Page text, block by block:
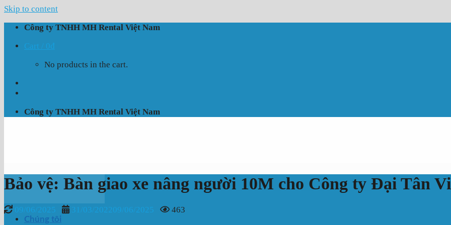
Skip to content
Công ty TNHH MH Rental Việt Nam
Cart / 0₫
No products in the cart.
Công ty TNHH MH Rental Việt Nam
Chúng tôi
Bảo vệ: Bàn giao xe nâng người 10M cho Công ty Đại Tân
09/06/2025 31/03/202209/06/2025 463